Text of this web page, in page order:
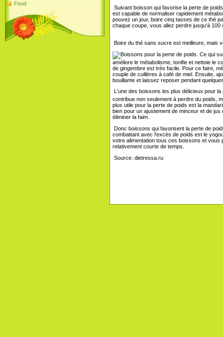
Food
Suivant boisson qui favorise la perte de
est capable de normaliser rapidement
pouvez un jour, boire cinq tasses de ce thé
chaque coupe, vous allez perdre jusqu'à 100
Boire du thé sans sucre est meilleure, mais
Ce qui
améliore le métabolisme, tonifie et nettoie le
de gingembre est très facile. Pour ce faire,
couple de cuillères à café de miel. Ensuite,
bouillante et laissez reposer pendant
L'une des boissons les plus délicieux pour
contribue non seulement à perdre du poids,
plus utile pour la perte de poids est la
bien pour un ajustement de minceur et de
éliminer la faim.
Donc boissons qui favorisent la perte de
combattant avec l'excès de poids est le
votre alimentation tous ces boissons et
relativement courte de temps.
Source: dietressa.ru